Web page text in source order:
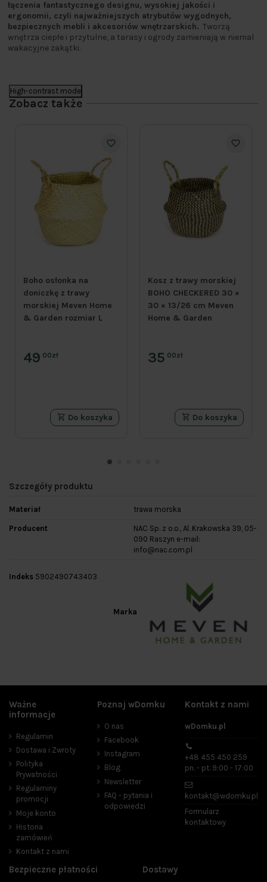
łączenia fantastycznego designu, wysokiej jakości i
ergonomii, czyli najważniejszych atrybutów wygodnych,
bezpiecznych mebli i akcesoriów wnętrzarskich. Tworzą
wnętrza ciepłe i przytulne, a tarasy i ogrody zamieniają w niemal
wakacyjne zakątki.
High-contrast mode
Zobacz także
Boho osłonka na
doniczkę z trawy
morskiej Meven Home
& Garden rozmiar L
49 00zł
Do koszyka
Kosz z trawy morskiej
BOHO CHECKERED 30 ×
30 × 13/26 cm Meven
Home & Garden
35 00zł
Do koszyka
Szczegóły produktu
Materiał trawa morska
Producent
NAC Sp. z o.o., Al. Krakowska 39, 05-
090 Raszyn e-mail:
info@nac.com.pl
Marka
Indeks 5902490743403
Ważne
informacje
Regulamin
Dostawa i Zwroty
Polityka
Prywatności
Regulaminy
promocji
Moje konto
Historia
zamówień
Kontakt z nami
Poznaj wDomku
O nas
Facebook
Instagram
Blog
Newsletter
FAQ - pytania i
odpowiedzi
Kontakt z nami
wDomku.pl
+48 455 450 259
pn. - pt. 9:00 - 17:00
kontakt@wdomku.pl
Formularz
kontaktowy
Bezpieczne płatności Dostawy